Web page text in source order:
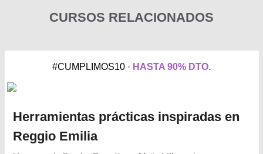
CURSOS RELACIONADOS
#CUMPLIMOS10 · HASTA 90% DTO.
Herramientas prácticas inspiradas en
Reggio Emilia